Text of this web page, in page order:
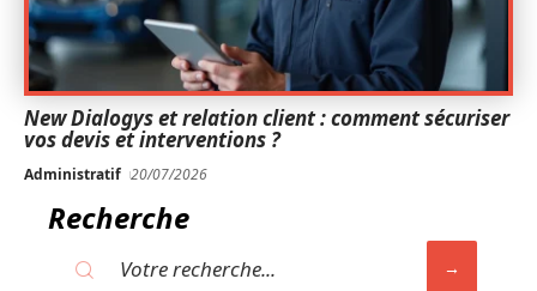
New Dialogys et relation client : comment sécuriser
vos devis et interventions ?
Administratif 20/07/2026
Recherche